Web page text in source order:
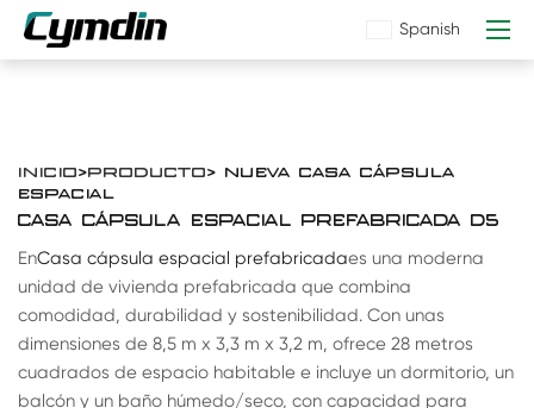
Spanish
INICIO>PRODUCTO> NUEVA CASA CÁPSULA
ESPACIAL
CASA CÁPSULA ESPACIAL PREFABRICADA D5
EnCasa cápsula espacial prefabricadaes una moderna
unidad de vivienda prefabricada que combina
comodidad, durabilidad y sostenibilidad. Con unas
dimensiones de 8,5 m x 3,3 m x 3,2 m, ofrece 28 metros
cuadrados de espacio habitable e incluye un dormitorio, un
balcón y un baño húmedo/seco, con capacidad para